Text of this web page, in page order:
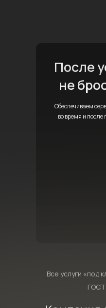
После
не
Обеспечиваем
во время и после
Все услуги «под